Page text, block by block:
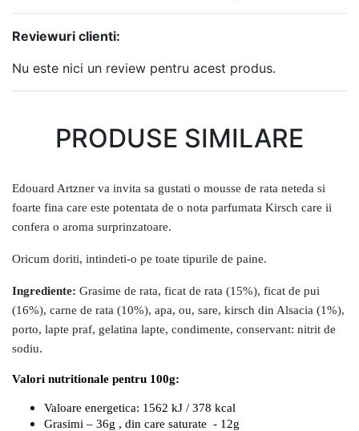
Reviewuri clienti:
Nu este nici un review pentru acest produs.
PRODUSE SIMILARE
Edouard Artzner va invita sa gustati o mousse de rata neteda si
foarte fina care este potentata de o nota parfumata Kirsch care ii
confera o aroma surprinzatoare.
Oricum doriti, intindeti-o pe toate tipurile de paine.
Ingrediente: Grasime de rata, ficat de rata (15%), ficat de pui
(16%), carne de rata (10%), apa, ou, sare, kirsch din Alsacia (1%),
porto, lapte praf, gelatina lapte, condimente, conservant: nitrit de
sodiu.
Valori nutritionale pentru 100g:
Valoare energetica: 1562 kJ / 378 kcal
Grasimi – 36g , din care saturate - 12g